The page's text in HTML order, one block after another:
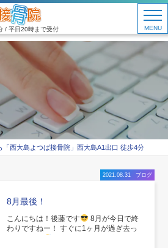
/ 平日20時まで受付 MENU
西大島よつば接骨院」西大島A1出口 徒歩4分
2021.08.31 ブログ
8月最後！
こんにちは！後藤です
8月が今日で終
わりですねー！ すぐに1ヶ月が過ぎ去っ